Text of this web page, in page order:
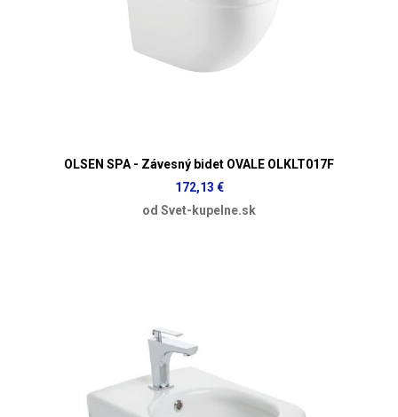
OLSEN SPA - Závesný bidet OVALE OLKLT017F
172,13 €
od Svet-kupelne.sk